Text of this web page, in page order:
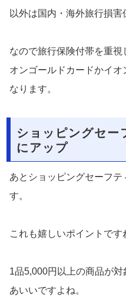
以外は国内・海外旅行損害
なので旅行保険付帯を重
オンゴールドカードかイ
なります。
ショッピングセー
にアップ
あとショッピングセーフテ
す。
これも嬉しいポイントです
1品5,000円以上の商品が
あいいですよね。